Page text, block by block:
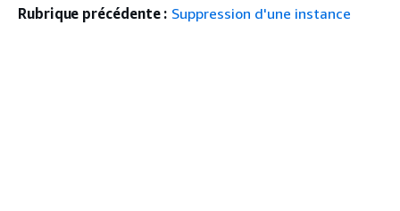
Rubrique précédente : Suppression d'une instance